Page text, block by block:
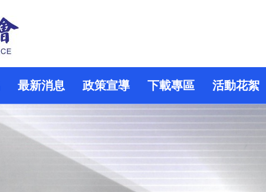
最新消息 政策宣導 下載專區 活動花絮